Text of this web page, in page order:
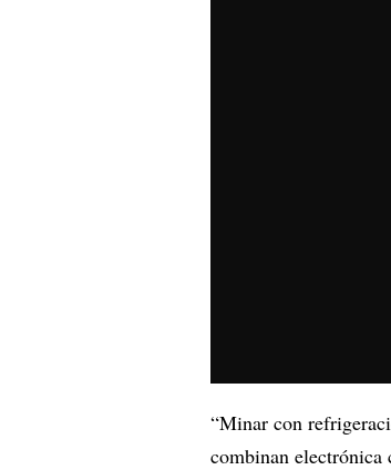
“Minar con
combinan electrónica